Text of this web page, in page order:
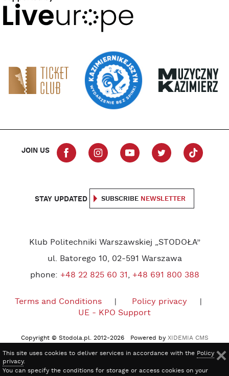
JOIN US
STAY UPDATED SUBSCRIBE NEWSLETTER
Klub Politechniki Warszawskiej „STODOŁA”
ul. Batorego 10, 02-591 Warszawa
phone: +48 22 825 60 31, +48 691 800 388
Terms and Conditions
Policy privacy
UE - KPO Support
Copyright © Stodola.pl. 2012-2026 Powered by XIDEMIA CMS
This site uses cookies to deliver services in accordance with the Policy
privacy.
You can specify the conditions for storage or access cookies on your